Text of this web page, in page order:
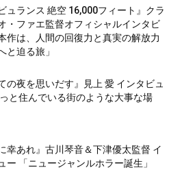
ュランス 絶空 16,000フィート』クラ
・ファエ監督オフィシャルインタビ
作は、人間の回復力と真実の解放力
と迫る旅」
の夜を思いだす』見上 愛 インタビュ
と住んでいる街のような大事な場
幸あれ』古川琴音＆下津優太監督 イ
ー 「ニュージャンルホラー誕生」